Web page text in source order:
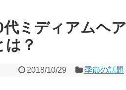
ミディアムヘア
？
2018/10/29 季節の話題